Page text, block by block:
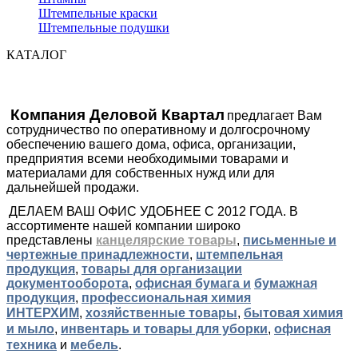
Штемпельные краски
Штемпельные подушки
КАТАЛОГ
Компания Деловой Квартал предлагает Вам
сотрудничество по оперативному и долгосрочному
обеспечению вашего дома, офиса, организации,
предприятия всеми необходимыми товарами и
материалами для собственных нужд или для
дальнейшей продажи.
ДЕЛАЕМ ВАШ ОФИС УДОБНЕЕ С 2012 ГОДА. В
ассортименте нашей компании широко
представлены канцелярские товары, письменные и
чертежные принадлежности, штемпельная
продукция, товары для организации
документооборота, офисная бумага и бумажная
продукция, профессиональная химия
ИНТЕРХИМ, хозяйственные товары, бытовая химия
и мыло, инвентарь и товары для уборки, офисная
техника и мебель.